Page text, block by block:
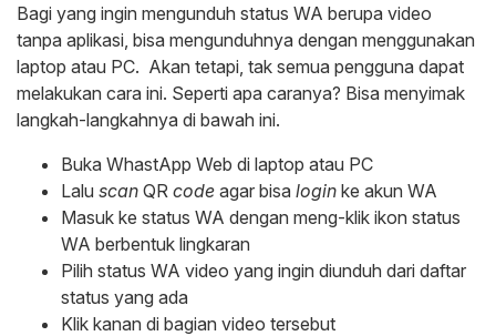
Bagi yang ingin mengunduh status WA berupa video
tanpa aplikasi, bisa mengunduhnya dengan menggunakan
laptop atau PC. Akan tetapi, tak semua pengguna dapat
melakukan cara ini. Seperti apa caranya? Bisa menyimak
langkah-langkahnya di bawah ini.
Buka WhastApp Web di laptop atau PC
Lalu scan QR code agar bisa login ke akun WA
Masuk ke status WA dengan meng-klik ikon status
WA berbentuk lingkaran
Pilih status WA video yang ingin diunduh dari daftar
status yang ada
Klik kanan di bagian video tersebut